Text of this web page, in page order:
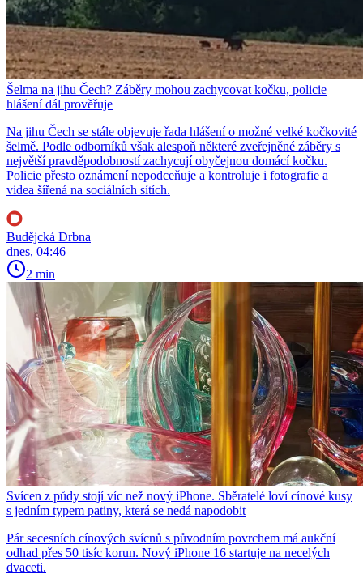
Šelma na jihu Čech? Záběry mohou zachycovat kočku, policie
hlášení dál prověřuje
Na jihu Čech se stále objevuje řada hlášení o možné velké kočkovité
šelmě. Podle odborníků však alespoň některé zveřejněné záběry s
největší pravděpodobností zachycují obyčejnou domácí kočku.
Policie přesto oznámení nepodceňuje a kontroluje i fotografie a
videa šířená na sociálních sítích.
Budějcká Drbna
dnes, 04:46
2 min
Svícen z půdy stojí víc než nový iPhone. Sběratelé loví cínové kusy
s jedním typem patiny, která se nedá napodobit
Pár secesních cínových svícnů s původním povrchem má aukční
odhad přes 50 tisíc korun. Nový iPhone 16 startuje na necelých
dvaceti.